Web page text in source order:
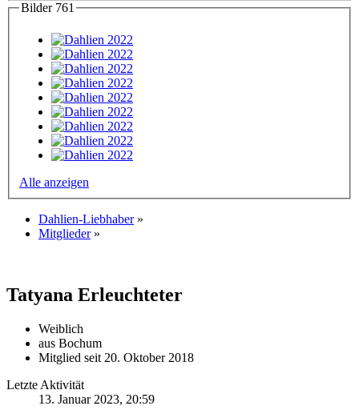
Bilder 761
Alle anzeigen
Dahlien-Liebhaber »
Mitglieder »
Tatyana Erleuchteter
Weiblich
aus Bochum
Mitglied seit 20. Oktober 2018
Letzte Aktivität
13. Januar 2023, 20:59